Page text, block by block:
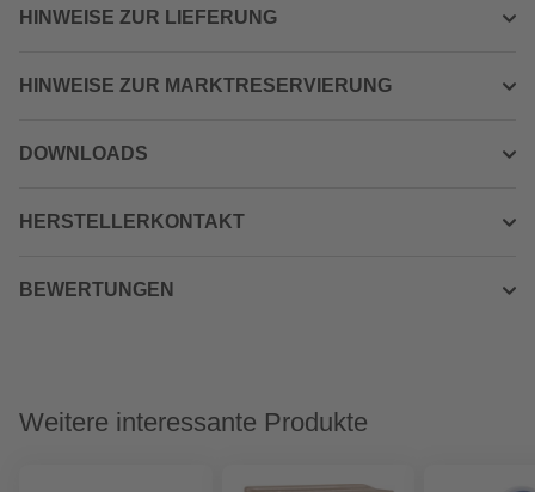
HINWEISE ZUR LIEFERUNG
HINWEISE ZUR MARKTRESERVIERUNG
DOWNLOADS
HERSTELLERKONTAKT
BEWERTUNGEN
Weitere interessante Produkte